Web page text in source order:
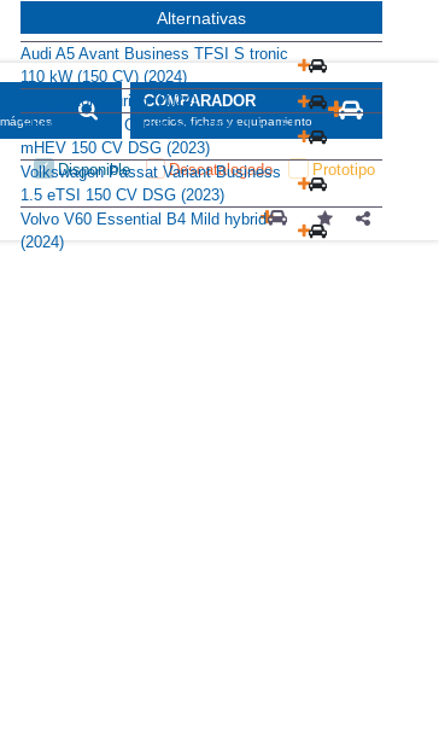
COMPARADOR
precios, fichas y equipamiento
Disponible Descatalogado Prototipo
Alternativas
Audi A5 Avant Business TFSI S tronic
110 kW (150 CV) (2024)
BMW 320i Touring (2024)
Skoda Superb Combi Selection 1.5 TSI
mHEV 150 CV DSG (2023)
Volkswagen Passat Variant Business
1.5 eTSI 150 CV DSG (2023)
Volvo V60 Essential B4 Mild hybrid
(2024)